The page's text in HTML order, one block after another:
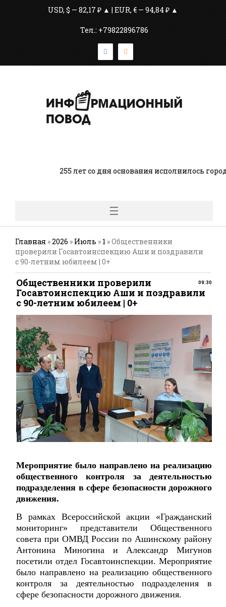
USD, $ — 82,17 ₽ ▲ | EUR, € — 94,84 ₽ ▲
Тел.: +79822896786
255 лет со дня основания исполнилось
☰
Главная »2026 » Июль » 1 » Общественники
проверили Госавтоинспекцию Аши и поздравили
с 90-летним юбилеем | 0+
09:30
Общественники проверили
Госавтоинспекцию Аши и поздравили
с 90-летним юбилеем | 0+
Мероприятие было направлено на реализацию
общественного контроля за деятельностью
подразделения в сфере безопасности дорожного
движения.
В рамках Всероссийской акции «Гражданский
мониторинг» представители Общественного
совета при ОМВД России по Ашинскому району
Антонина Миногина и Александр Мигунов
посетили отдел Госавтоинспекции. Мероприятие
было направлено на реализацию общественного
контроля за деятельностью подразделения в
сфере безопасности дорожного движения.